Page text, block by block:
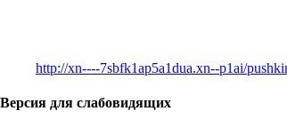
http://xn----7sbfk1ap5a1dua.xn--p1ai/
Версия для слабовидящих